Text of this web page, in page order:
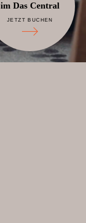
im Das Central
JETZT BUCHEN